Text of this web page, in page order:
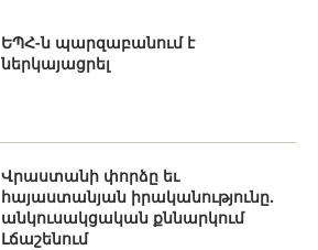
ԵՊՀ-ն պարզաբանում է
ներկայացրել
Վրաստանի փորձը եւ
հայաստանյան իրականությունը.
անկուսակցական քննարկում
Լճաշենում